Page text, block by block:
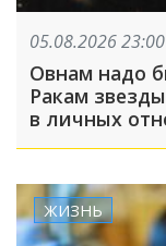
05.08.2026 23:00
Овнам надо
Ракам
в личных
ЖИЗНЬ